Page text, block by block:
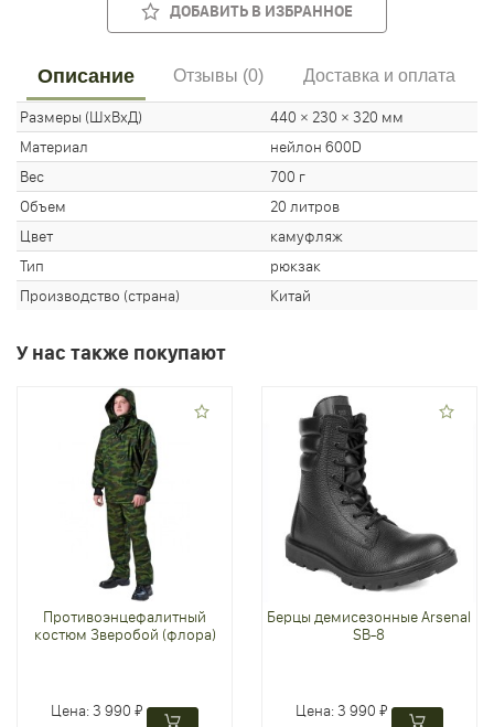
ДОБАВИТЬ В ИЗБРАННОЕ
Описание Отзывы (0) Доставка и оплата
Размеры (ШхВхД)
440 × 230 × 320 мм
Материал
нейлон 600D
Вес
700 г
Объем
20 литров
Цвет
камуфляж
Тип
рюкзак
Производство (страна)
Китай
У нас также покупают
Противоэнцефалитный
костюм Зверобой (флора)
Цена:3 990 ₽
Берцы демисезонные Arsenal
SB-8
Цена:3 990 ₽